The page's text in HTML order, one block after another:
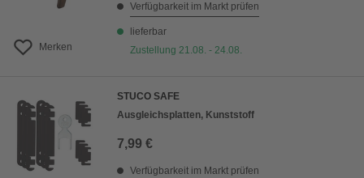
Merken
Verfügbarkeit im Markt prüfen
lieferbar
Zustellung 21.08. - 24.08.
STUCO SAFE
Ausgleichsplatten, Kunststoff
7,99 €
Verfügbarkeit im Markt prüfen